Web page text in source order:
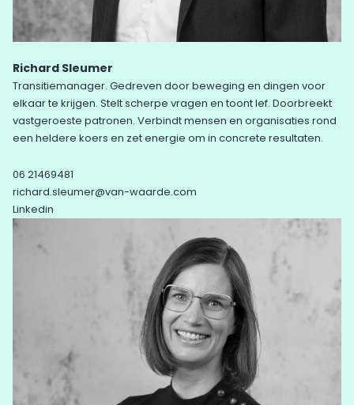
Richard Sleumer
Transitiemanager. Gedreven door beweging en dingen voor
elkaar te krijgen. Stelt scherpe vragen en toont lef. Doorbreekt
vastgeroeste patronen. Verbindt mensen en organisaties rond
een heldere koers en zet energie om in concrete resultaten.
06 21469481
richard.sleumer@van-waarde.com
Linkedin